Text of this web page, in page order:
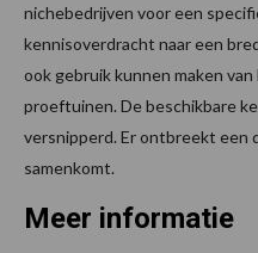
nichebedrijven voor een
kennisoverdracht naar een
ook gebruik kunnen maken
proeftuinen. De beschikbare
versnipperd. Er ontbreekt een
samenkomt.
Meer informatie